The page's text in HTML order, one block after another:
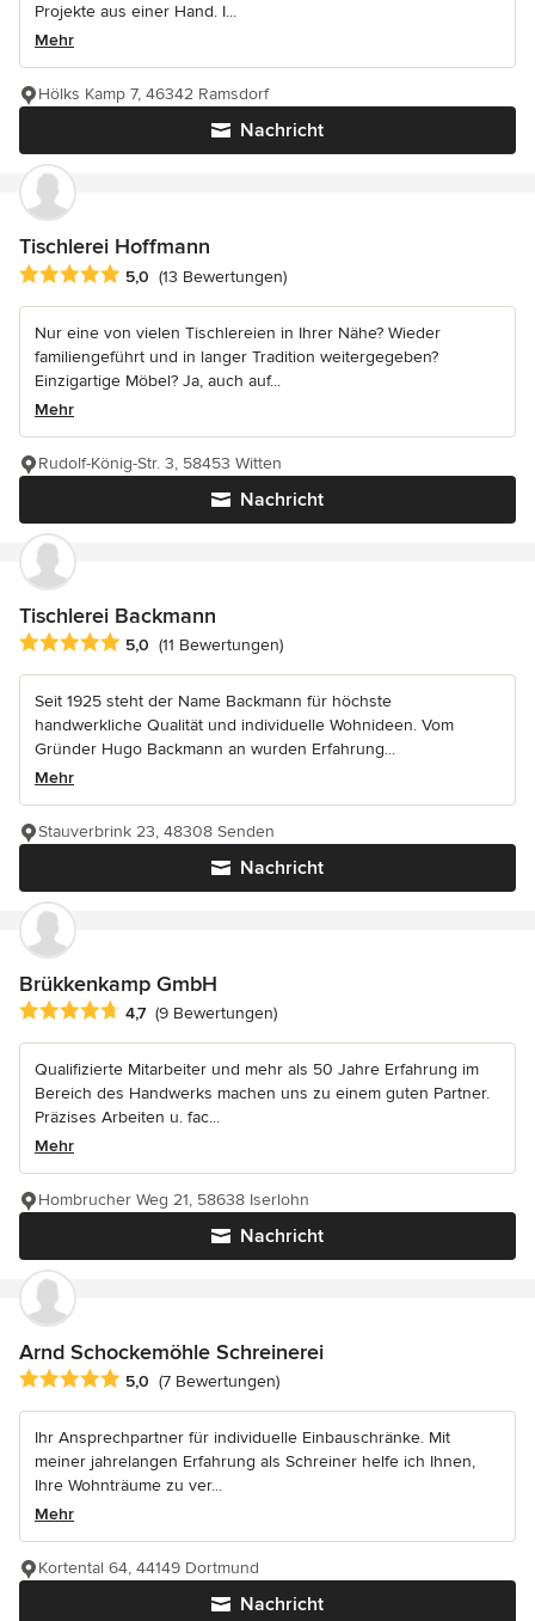
Projekte aus einer Hand. I...
Mehr
Nachricht
Hölks Kamp 7, 46342 Ramsdorf
Tischlerei Hoffmann
Durchschnittliche Bewertung: 5 von 5 Sternen
5,0 (13 Bewertungen)
Nur eine von vielen Tischlereien in Ihrer Nähe? Wieder
familiengeführt und in langer Tradition weitergegeben?
Einzigartige Möbel? Ja, auch auf...
Mehr
Nachricht
Rudolf-König-Str. 3, 58453 Witten
Tischlerei Backmann
Durchschnittliche Bewertung: 5 von 5 Sternen
5,0 (11 Bewertungen)
Seit 1925 steht der Name Backmann für höchste
handwerkliche Qualität und individuelle Wohnideen. Vom
Gründer Hugo Backmann an wurden Erfahrung...
Mehr
Nachricht
Stauverbrink 23, 48308 Senden
Brükkenkamp GmbH
Durchschnittliche Bewertung: 4.7 von 5 Sternen
4,7 (9 Bewertungen)
Qualifizierte Mitarbeiter und mehr als 50 Jahre Erfahrung im
Bereich des Handwerks machen uns zu einem guten Partner.
Präzises Arbeiten u. fac...
Mehr
Nachricht
Hombrucher Weg 21, 58638 Iserlohn
Arnd Schockemöhle Schreinerei
Durchschnittliche Bewertung: 5 von 5 Sternen
5,0 (7 Bewertungen)
Ihr Ansprechpartner für individuelle Einbauschränke. Mit
meiner jahrelangen Erfahrung als Schreiner helfe ich Ihnen,
Ihre Wohnträume zu ver...
Mehr
Nachricht
Kortental 64, 44149 Dortmund